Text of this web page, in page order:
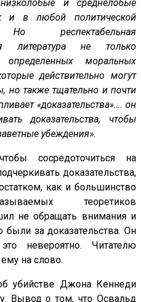
и среднелобые
и в любой политической
Но респектабельная
литература не только
моральных
действительно могут
но также тщательно и почти
«доказательства».… он
доказательства, чтобы
убеждения».
сосредоточиться на
доказательства,
как и большинство
теоретиков
не обращать внимания и
были за доказательства. Он
невероятно. Читателю
на слово.
убийстве Джона Кеннеди
Вывод о том, что Освальд